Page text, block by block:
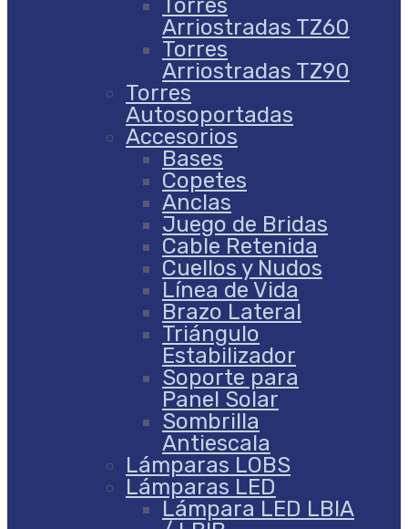
Torres
Arriostradas TZ60
Torres
Arriostradas TZ90
Torres
Autosoportadas
Accesorios
Bases
Copetes
Anclas
Juego de Bridas
Cable Retenida
Cuellos y Nudos
Línea de Vida
Brazo Lateral
Triángulo
Estabilizador
Soporte para
Panel Solar
Sombrilla
Antiescala
Lámparas LOBS
Lámparas LED
Lámpara LED LBIA